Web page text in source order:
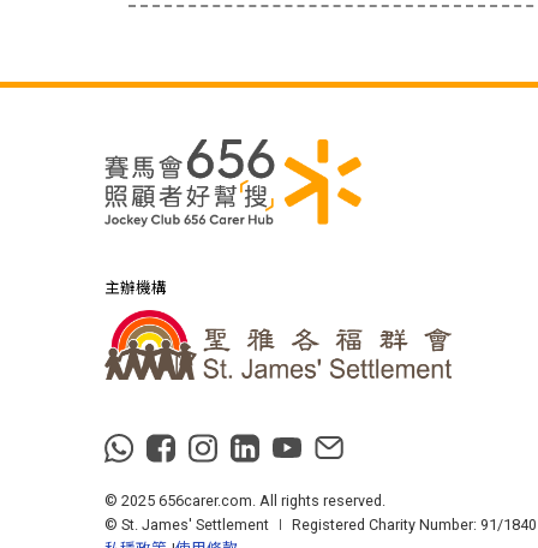
主辦機構
© 2025 656carer.com. All rights reserved.
© St. James' Settlement ∣ Registered Charity Number: 91/1840